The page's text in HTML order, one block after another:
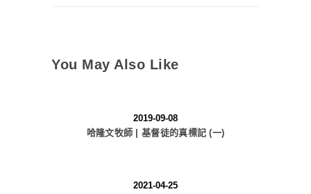
You May Also Like
2019-09-08
哈隆文牧師 | 基督徒的真標記 (一)
2021-04-25